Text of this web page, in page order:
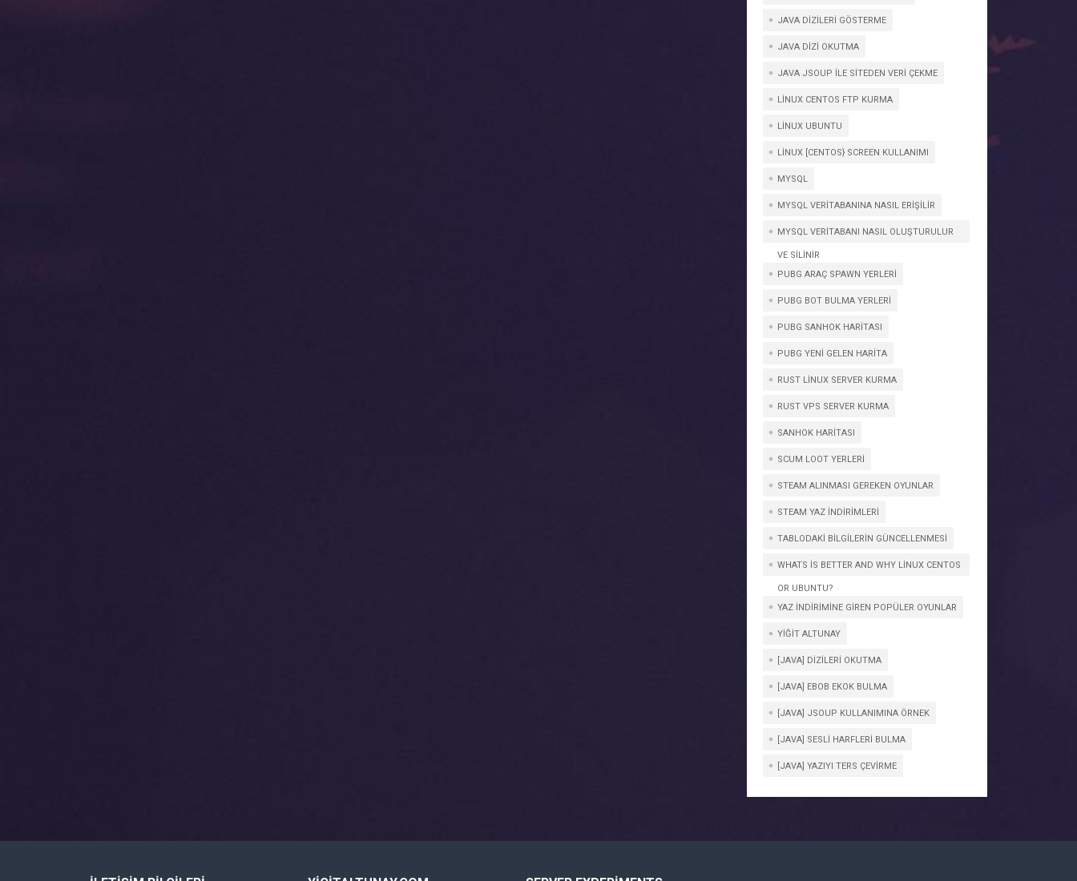
JAVA DIZILERI GÖSTERME
JAVA DIZI OKUTMA
JAVA JSOUP İLE SİTEDEN VERİ ÇEKME
LINUX CENTOS FTP KURMA
LINUX UBUNTU
LINUX [CENTOS} SCREEN KULLANIMI
MYSQL
MYSQL VERITABANINA NASIL ERIŞILIR
MYSQL VERITABANI NASIL OLUŞTURULUR
VE SILINIR
PUBG ARAÇ SPAWN YERLERI
PUBG BOT BULMA YERLERI
PUBG SANHOK HARITASI
PUBG YENI GELEN HARITA
RUST LINUX SERVER KURMA
RUST VPS SERVER KURMA
SANHOK HARITASI
SCUM LOOT YERLERI
STEAM ALINMASI GEREKEN OYUNLAR
STEAM YAZ INDIRIMLERI
TABLODAKI BILGILERIN GÜNCELLENMESI
WHATS IS BETTER AND WHY LINUX CENTOS
OR UBUNTU?
YAZ İNDIRIMINE GIREN POPÜLER OYUNLAR
YIĞIT ALTUNAY
[JAVA] DIZILERI OKUTMA
[JAVA] EBOB EKOK BULMA
[JAVA] JSOUP KULLANIMINA ÖRNEK
[JAVA] SESLI HARFLERI BULMA
[JAVA] YAZIYI TERS ÇEVIRME